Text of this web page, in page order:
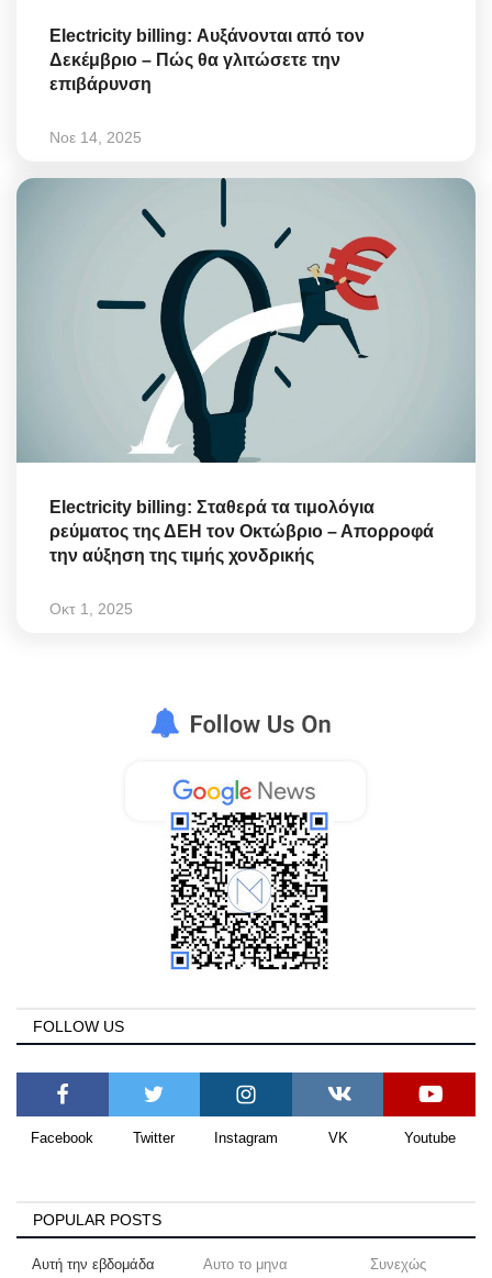
Electricity billing: Αυξάνονται από τον
Δεκέμβριο – Πώς θα γλιτώσετε την
επιβάρυνση
Νοε 14, 2025
Electricity billing: Σταθερά τα τιμολόγια
ρεύματος της ΔΕΗ τον Οκτώβριο – Απορροφά
την αύξηση της τιμής χονδρικής
Οκτ 1, 2025
FOLLOW US
Facebook Twitter Instagram VK Youtube
POPULAR POSTS
Αυτή την εβδομάδα Αυτο το μηνα Συνεχώς